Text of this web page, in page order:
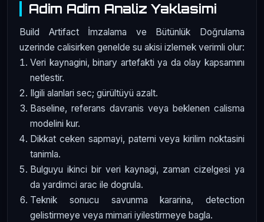
Adim Adim Analiz Yaklasimi
Build Artifact İmzalama ve Bütünlük Doğrulama
uzerinde calisirken genelde su akisi izlemek verimli olur:
Veri kaynagini, binary artefakti ya da olay kapsamını
netlestir.
Ilgili alanlari sec; gürültüyü azalt.
Baseline, referans davranis veya beklenen calisma
modelini kur.
Dikkat ceken sapmayi, paterni veya kirilim noktasini
tanimla.
Bulguyu ikinci bir veri kaynagi, zaman cizelgesi ya
da yardimci arac ile dogrula.
Teknik sonucu savunma kararina, detection
gelistirmeye veya mimari iyilestirmeye bagla.